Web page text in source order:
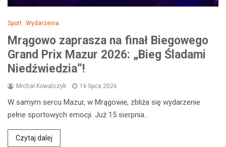
Sport Wydarzenia
Mrągowo zaprasza na finał Biegowego
Grand Prix Mazur 2026: „Bieg Śladami
Niedźwiedzia”!
Michał Kowalczyk 16 lipca 2026
W samym sercu Mazur, w Mrągowie, zbliża się wydarzenie
pełne sportowych emocji. Już 15 sierpnia…
Czytaj dalej